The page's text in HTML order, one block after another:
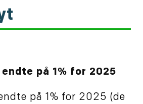
på 1% for 2025
på 1% for 2025 (de